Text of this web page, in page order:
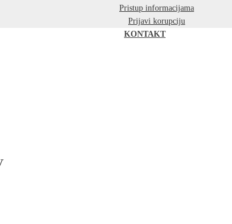
Pristup informacijama
Prijavi korupciju
KONTAKT